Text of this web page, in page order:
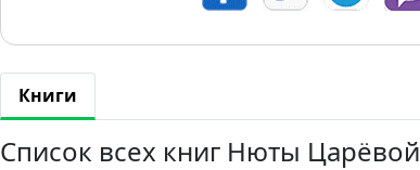
Книги
Список всех книг Нюты Царёвой